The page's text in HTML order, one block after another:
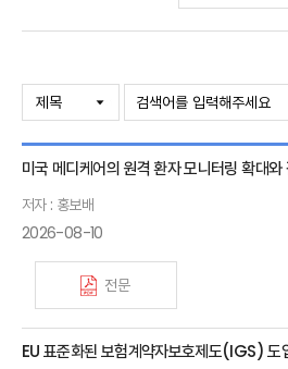
보험회사 재무분석(종간)
주간 해외보험동향(종간)
해외보험금융동향(종간)
미국 메디케어의 원격 환자 모니터링 확대와
저자 : 홍보배
2026-08-10
전문
EU 표준화된 보험계약자보호제도(IGS) 도